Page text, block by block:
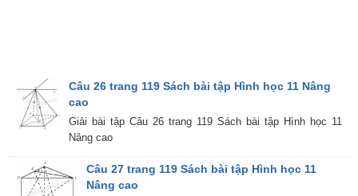
Câu 26 trang 119 Sách bài tập Hình học 11 Nâng
cao
Giải bài tập Câu 26 trang 119 Sách bài tập Hình học 11
Nâng cao
Câu 27 trang 119 Sách bài tập Hình học 11
Nâng cao